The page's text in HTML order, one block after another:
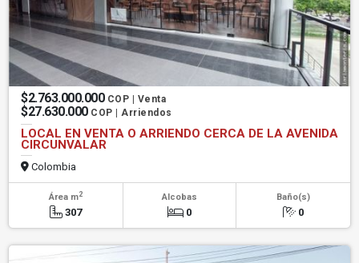
$2.763.000.000 COP | Venta
$27.630.000 COP | Arriendos
LOCAL EN VENTA O ARRIENDO CERCA DE LA AVENIDA
CIRCUNVALAR
Colombia
Área m2
307
Alcobas
0
Baño(s)
0